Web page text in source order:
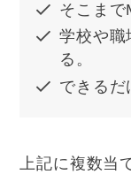
そこまで
学校や職
る。
できるだ
上記に複数当